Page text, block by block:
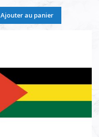
Ajouter au panier